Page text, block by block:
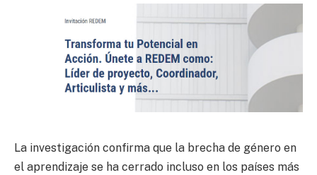
La investigación confirma que la brecha de género en
el aprendizaje se ha cerrado incluso en los países más